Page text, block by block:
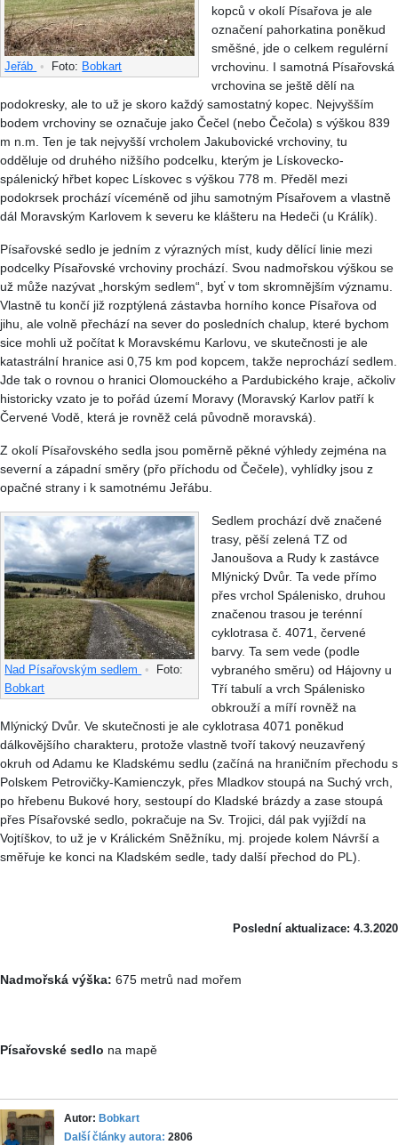
Jeřáb • Foto: Bobkart
kopců v okolí Písařova je ale
označení pahorkatina poněkud
směšné, jde o celkem regulérní
vrchovinu. I samotná Písařovská
vrchovina se ještě dělí na
podokresky, ale to už je skoro každý samostatný kopec. Nejvyšším
bodem vrchoviny se označuje jako Čečel (nebo Čečola) s výškou 839
m n.m. Ten je tak nejvyšší vrcholem Jakubovické vrchoviny, tu
odděluje od druhého nižšího podcelku, kterým je Lískovecko-
spálenický hřbet kopec Lískovec s výškou 778 m. Předěl mezi
podokrsek prochází víceméně od jihu samotným Písařovem a vlastně
dál Moravským Karlovem k severu ke klášteru na Hedeči (u Králík).
Písařovské sedlo je jedním z výrazných míst, kudy dělící linie mezi
podcelky Písařovské vrchoviny prochází. Svou nadmořskou výškou se
už může nazývat „horským sedlem“, byť v tom skromnějším významu.
Vlastně tu končí již rozptýlená zástavba horního konce Písařova od
jihu, ale volně přechází na sever do posledních chalup, které bychom
sice mohli už počítat k Moravskému Karlovu, ve skutečnosti je ale
katastrální hranice asi 0,75 km pod kopcem, takže neprochází sedlem.
Jde tak o rovnou o hranici Olomouckého a Pardubického kraje, ačkoliv
historicky vzato je to pořád území Moravy (Moravský Karlov patří k
Červené Vodě, která je rovněž celá původně moravská).
Z okolí Písařovského sedla jsou poměrně pěkné výhledy zejména na
severní a západní směry (přo příchodu od Čečele), vyhlídky jsou z
opačné strany i k samotnému Jeřábu.
Nad Písařovským sedlem •
Foto:
Bobkart
Sedlem prochází dvě značené
trasy, pěší zelená TZ od
Janoušova a Rudy k zastávce
Mlýnický Dvůr. Ta vede přímo
přes vrchol Spálenisko, druhou
značenou trasou je terénní
cyklotrasa č. 4071, červené
barvy. Ta sem vede (podle
vybraného směru) od Hájovny u
Tří tabulí a vrch Spálenisko
obkrouží a míří rovněž na
Mlýnický Dvůr. Ve skutečnosti je ale cyklotrasa 4071 poněkud
dálkovějšího charakteru, protože vlastně tvoří takový neuzavřený
okruh od Adamu ke Kladskému sedlu (začíná na hraničním přechodu s
Polskem Petrovičky-Kamienczyk, přes Mladkov stoupá na Suchý vrch,
po hřebenu Bukové hory, sestoupí do Kladské brázdy a zase stoupá
přes Písařovské sedlo, pokračuje na Sv. Trojici, dál pak vyjíždí na
Vojtíškov, to už je v Králickém Sněžníku, mj. projede kolem Návrší a
směřuje ke konci na Kladském sedle, tady další přechod do PL).
Poslední aktualizace: 4.3.2020
Nadmořská výška: 675 metrů nad mořem
Písařovské sedlo na mapě
Autor: Bobkart
Další články autora: 2806